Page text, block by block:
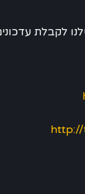
לקבלת
http://